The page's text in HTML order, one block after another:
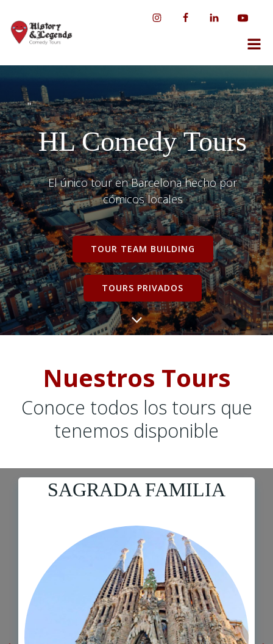
"
HL Comedy Tours
El único tour en Barcelona hecho por
cómicos locales
TOUR TEAM BUILDING
TOURS PRIVADOS
Nuestros Tours
Conoce todos los tours que
tenemos disponible
SAGRADA FAMILIA